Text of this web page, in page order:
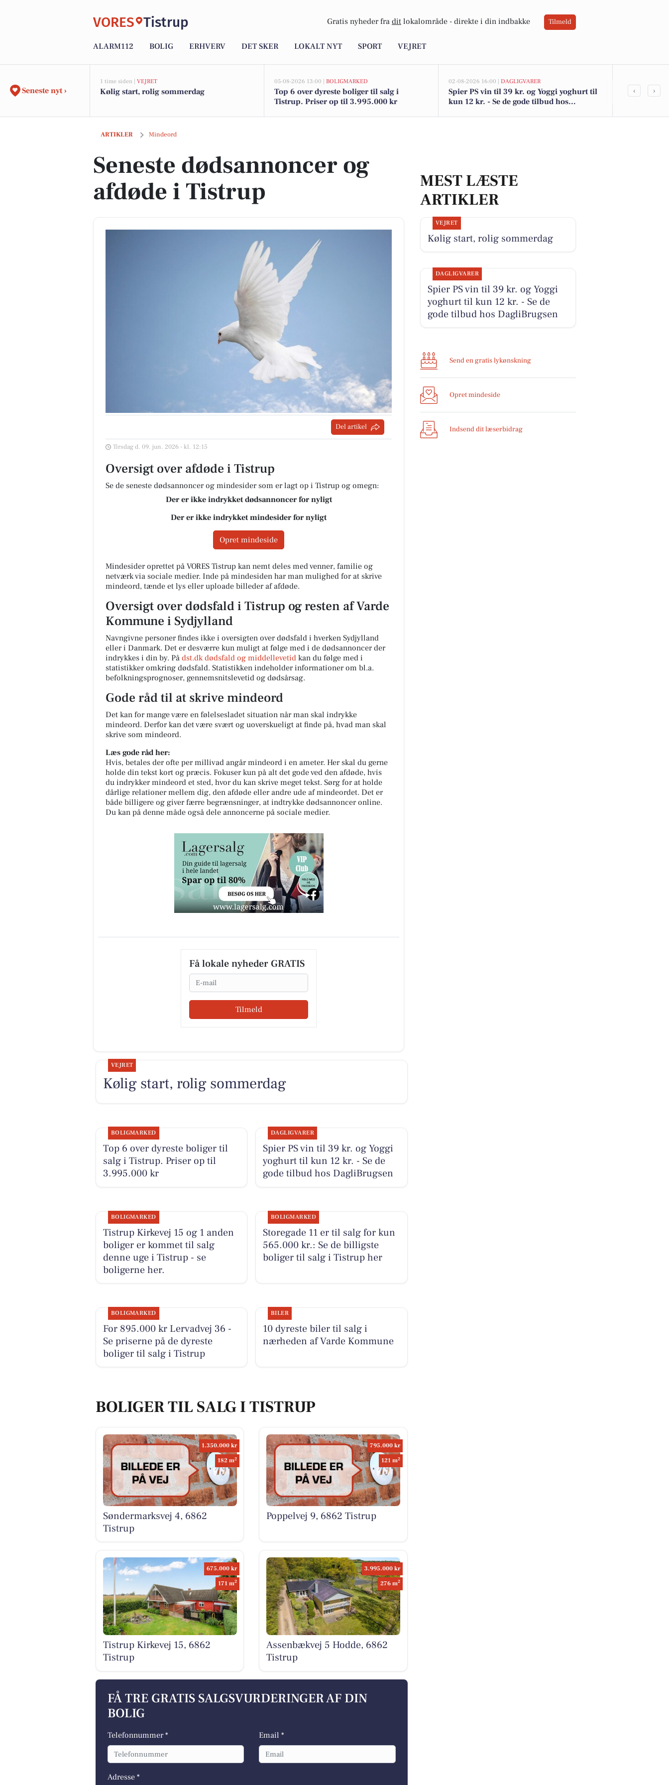
VORES Tistrup Gratis nyheder fra dit lokalområde - direkte i din indbakke Tilmeld
ALARM112 BOLIG ERHVERV DET SKER LOKALT NYT SPORT VEJRET
Seneste nyt ›
1 time siden | VEJRET
Kølig start, rolig sommerdag
05-08-2026 13:00 | BOLIGMARKED
Top 6 over dyreste boliger til salg i
Tistrup. Priser op til 3.995.000 kr
02-08-2026 16:00 | DAGLIGVARER
Spier PS vin til 39 kr. og Yoggi yoghurt til
kun 12 kr. - Se de gode tilbud hos
Tistrup
‹ ›
ARTIKLER Mindeord
Seneste dødsannoncer og afdøde i Tistrup
Seneste dødsannoncer og
afdøde i Tistrup
Del artikel
Tirsdag d. 09. jun. 2026 - kl. 12:15
Oversigt over afdøde i Tistrup
Se de seneste dødsannoncer og mindesider som er lagt op i Tistrup og omegn:
Der er ikke indrykket dødsannoncer for nyligt
Der er ikke indrykket mindesider for nyligt
Opret mindeside
Mindesider oprettet på VORES Tistrup kan nemt deles med venner, familie og
netværk via sociale medier. Inde på mindesiden har man mulighed for at skrive
mindeord, tænde et lys eller uploade billeder af afdøde.
Oversigt over dødsfald i Tistrup og resten af Varde
Kommune i Sydjylland
Navngivne personer findes ikke i oversigten over dødsfald i hverken Sydjylland
eller i Danmark. Det er desværre kun muligt at følge med i de dødsannoncer der
indrykkes i din by. På dst.dk dødsfald og middellevetid kan du følge med i
statistikker omkring dødsfald. Statistikken indeholder informationer om bl.a.
befolkningsprognoser, gennemsnitslevetid og dødsårsag.
Gode råd til at skrive mindeord
Det kan for mange være en følelsesladet situation når man skal indrykke
mindeord. Derfor kan det være svært og uoverskueligt at finde på, hvad man skal
skrive som mindeord.
Læs gode råd her:
Hvis, betales der ofte per millivad angår mindeord i en ameter. Her skal du gerne
holde din tekst kort og præcis. Fokuser kun på alt det gode ved den afdøde, hvis
du indrykker mindeord et sted, hvor du kan skrive meget tekst. Sørg for at holde
dårlige relationer mellem dig, den afdøde eller andre ude af mindeordet. Det er
både billigere og giver færre begrænsninger, at indtrykke dødsannoncer online.
Du kan på denne måde også dele annoncerne på sociale medier.
Få lokale nyheder GRATIS
Email
Tilmeld
MEST LÆSTE
ARTIKLER
VEJRET
Kølig start, rolig sommerdag
DAGLIGVARER
Spier PS vin til 39 kr. og Yoggi
yoghurt til kun 12 kr. - Se de
gode tilbud hos DagliBrugsen
Send en gratis lykønskning
Opret mindeside
Indsend dit læserbidrag
VEJRET
Kølig start, rolig sommerdag
BOLIGMARKED
Top 6 over dyreste boliger til
salg i Tistrup. Priser op til
3.995.000 kr
DAGLIGVARER
Spier PS vin til 39 kr. og Yoggi
yoghurt til kun 12 kr. - Se de
gode tilbud hos DagliBrugsen
BOLIGMARKED
Tistrup Kirkevej 15 og 1 anden
boliger er kommet til salg
denne uge i Tistrup - se
boligerne her.
BOLIGMARKED
Storegade 11 er til salg for kun
565.000 kr.: Se de billigste
boliger til salg i Tistrup her
BOLIGMARKED
For 895.000 kr Lervadvej 36 -
Se priserne på de dyreste
boliger til salg i Tistrup
BILER
10 dyreste biler til salg i
nærheden af Varde Kommune
BOLIGER TIL SALG I TISTRUP
1.350.000 kr
182 m2
Søndermarksvej 4, 6862
Tistrup
795.000 kr
121 m2
Poppelvej 9, 6862 Tistrup
675.000 kr
171 m2
Tistrup Kirkevej 15, 6862
Tistrup
3.995.000 kr
276 m2
Assenbækvej 5 Hodde, 6862
Tistrup
FÅ TRE GRATIS SALGSVURDERINGER AF DIN
BOLIG
Telefonnummer * Email *
Adresse *